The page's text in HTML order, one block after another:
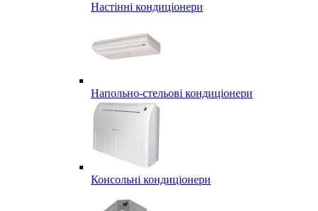
Настінні кондиціонери
Напольно-стельові кондиціонери
Консольні кондиціонери